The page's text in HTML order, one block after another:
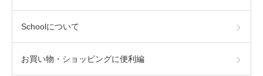
Schoolについて
お買い物・ショッピングに便利編